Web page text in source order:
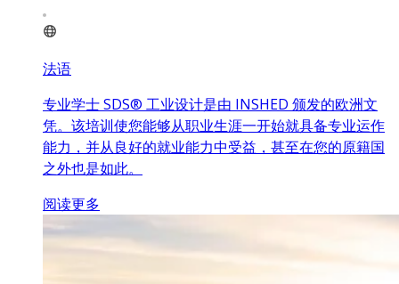
法语
专业学士 SDS® 工业设计是由 INSHED 颁发的欧洲文
凭。该培训使您能够从职业生涯一开始就具备专业运作
能力，并从良好的就业能力中受益，甚至在您的原籍国
之外也是如此。
阅读更多